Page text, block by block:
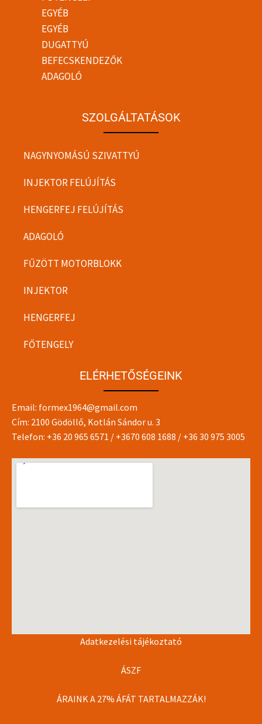
EGYÉB
EGYÉB
DUGATTYÚ
BEFECSKENDEZŐK
ADAGOLÓ
SZOLGÁLTATÁSOK
NAGYNYOMÁSÚ SZIVATTYÚ
INJEKTOR FELÚJÍTÁS
HENGERFEJ FELÚJÍTÁS
ADAGOLÓ
FŰZÖTT MOTORBLOKK
INJEKTOR
HENGERFEJ
FŐTENGELY
ELÉRHETŐSÉGEINK
Email: formex1964@gmail.com
Cím: 2100 Gödöllő, Kotlán Sándor u. 3
Telefon: +36 20 965 6571 / +3670 608 1688 / +36 30 975 3005
Adatkezelési tájékoztató
ÁSZF
ÁRAINK A 27% ÁFÁT TARTALMAZZÁK!